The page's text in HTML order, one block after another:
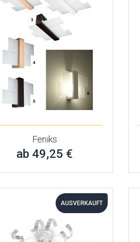
Feniks
ab 49,25 €
AUSVERKAUFT